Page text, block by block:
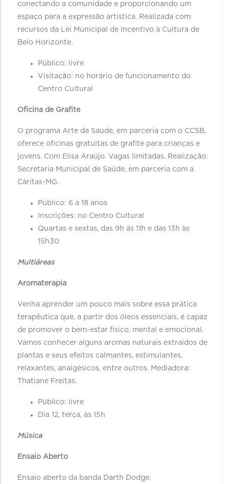
conectando a comunidade e proporcionando um
espaço para a expressão artística. Realizada com
recursos da Lei Municipal de Incentivo à Cultura de
Belo Horizonte.
Público: livre
Visitação: no horário de funcionamento do
Centro Cultural
Oficina de Grafite
O programa Arte da Saúde, em parceria com o CCSB,
oferece oficinas gratuitas de grafite para crianças e
jovens. Com Elisa Araújo. Vagas limitadas. Realização:
Secretaria Municipal de Saúde, em parceria com a
Cáritas-MG.
Público: 6 a 18 anos
Inscrições: no Centro Cultural
Quartas e sextas, das 9h às 11h e das 13h às
15h30
Multiáreas
Aromaterapia
Venha aprender um pouco mais sobre essa prática
terapêutica que, a partir dos óleos essenciais, é capaz
de promover o bem-estar físico, mental e emocional.
Vamos conhecer alguns aromas naturais extraídos de
plantas e seus efeitos calmantes, estimulantes,
relaxantes, analgésicos, entre outros. Mediadora:
Thatiane Freitas.
Público: livre
Dia 12, terça, às 15h
Música
Ensaio Aberto
Ensaio aberto da banda Darth Dodge.